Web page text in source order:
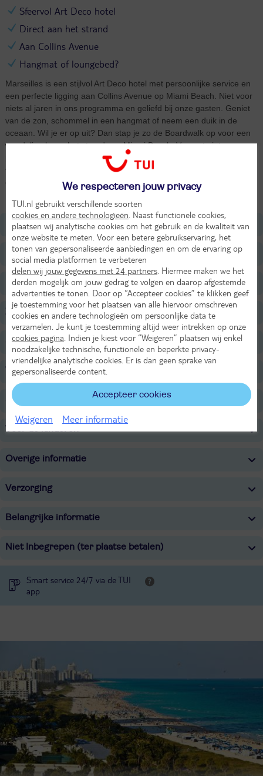
Sfeervol Art Deco hotel
Direct aan het strand
Aan Collins Avenue
Hangmat of loungebed?
Marseilles is een stijlvol Art Deco hotel met persoonlijke service en
een perfecte ligging aan Collins Avenue op Miami Beach. Niet voor
niets al jaren in ons programma en geliefd bij onze gasten. Geniet
van de zon, schommel in een hangmat of neem een duik in de
oceaan. Wil je er op uit? Dan stap je zo de Boardwalk op voor een
wandeling langs het strand van Miami Beach. Vergeet niet even een
plaatje te schieten van de kleurrijke 'Lifeguard Stations'. Iets
verderop vind je Ocean Drive, dé boulevard van South Beach. Ga
erop uit en ontdek de vele restaurantjes en het nachtleven van
Ligging
Faciliteiten
Restaurants/Bars
Zwembaden
Strand
Wellness
Sport & Activiteiten
Voor de kinderen
Overige informatie
Verzorging
Belangrijke informatie
Niet Inbegrepen (ter plaatse betalen)
Smart service 24/7 via de TUI
app
We respecteren jouw privacy
TUI.nl gebruikt verschillende soorten
cookies en andere technologieën . Naast functionele cookies,
plaatsen wij analytische cookies om het gebruik en de kwaliteit van
onze website te meten. Voor een betere gebruikservaring, het
tonen van gepersonaliseerde aanbiedingen en om de ervaring op
social media platformen te verbeteren
delen wij jouw gegevens met 24 partners . Hiermee maken we het
derden mogelijk om jouw gedrag te volgen en daarop afgestemde
advertenties te tonen. Door op “Accepteer cookies” te klikken geef
je toestemming voor het plaatsen van alle hiervoor omschreven
cookies en andere technologieën om persoonlijke data te
verzamelen. Je kunt je toestemming altijd weer intrekken op onze
cookies pagina . Indien je kiest voor “Weigeren” plaatsen wij enkel
noodzakelijke technische, functionele en beperkte privacy-
vriendelijke analytische cookies. Er is dan geen sprake van
gepersonaliseerde content.
Accepteer cookies
Weigeren Meer informatie